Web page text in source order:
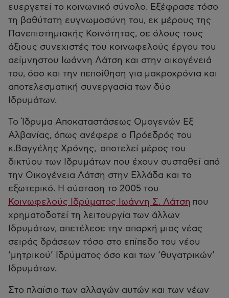
ευεργετεί το κοινωνικό σύνολο. Εξέφρασε τόσο
τη βαθύτατη ευγνωμοσύνη του, εκ μέρους της
Πανεπιστημιακής Κοινότητας, σε όλους τους
άξιους συνεχιστές του κοινωφελούς έργου του
αείμνηστου Ιωάννη Λάτση και στην οικογένειά
του, όσο και την πεποίθηση για μακροχρόνια και
αποτελεσματική συνεργασία των δύο
Ιδρυμάτων.
Το Ίδρυμα Αποκαταστάσεως Ομογενών Εξ
Αλβανίας, όπως ανέφερε ο Πρόεδρός του
κ.Βαγγέλης Χρόνης, αποτελεί μέρος του
δικτύου των Ιδρυμάτων που έχουν συσταθεί από
την Οικογένεια Λάτση στην Ελλάδα και το
εξωτερικό. Η σύσταση το 2005 του
Κοινωφελούς Ιδρύματος Ιωάννη Σ. Λάτση που
χρηματοδοτεί τη λειτουργία των άλλων
Ιδρυμάτων, απετέλεσε την απαρχή μιας νέας
σειράς δράσεων τόσο στο επίπεδο του νέου
‘μητρικού’ Ιδρύματος όσο και των ‘θυγατρικών’
Ιδρυμάτων.
Στο πλαίσιο των αλλαγών αυτών και των νέων